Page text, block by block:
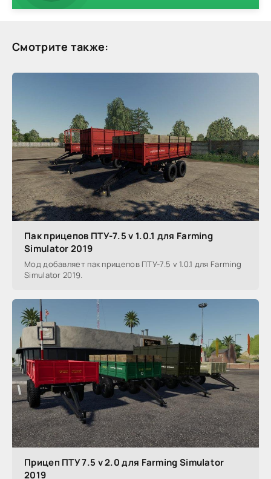
Смотрите также:
Пак прицепов ПТУ-7.5 v 1.0.1 для Farming
Simulator 2019
Мод добавляет пак прицепов ПТУ-7.5 v 1.0.1 для Farming
Simulator 2019.
Прицеп ПТУ 7.5 v 2.0 для Farming Simulator
2019